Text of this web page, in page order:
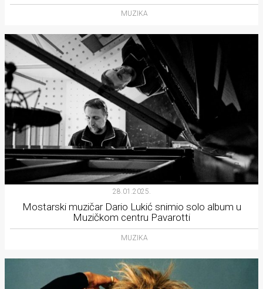
MUZIKA
28.01.2025.
Mostarski muzičar Dario Lukić snimio solo album u
Muzičkom centru Pavarotti
MUZIKA